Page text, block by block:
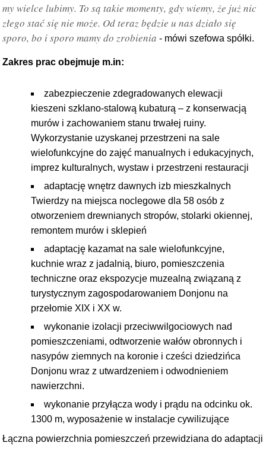
my wielce lubimy. To są takie momenty, gdy wiemy, że już nic
złego stać się nie może. Od teraz będzie u nas działo się
sporo, bo i sporo mamy do zrobienia - mówi szefowa spółki.
Zakres prac obejmuje m.in:
zabezpieczenie zdegradowanych elewacji
kieszeni szklano-stalową kubaturą – z konserwacją
murów i zachowaniem stanu trwałej ruiny.
Wykorzystanie uzyskanej przestrzeni na sale
wielofunkcyjne do zajęć manualnych i edukacyjnych,
imprez kulturalnych, wystaw i przestrzeni restauracji
adaptację wnętrz dawnych izb mieszkalnych
Twierdzy na miejsca noclegowe dla 58 osób z
otworzeniem drewnianych stropów, stolarki okiennej,
remontem murów i sklepień
adaptację kazamat na sale wielofunkcyjne,
kuchnie wraz z jadalnią, biuro, pomieszczenia
techniczne oraz ekspozycje muzealną związaną z
turystycznym zagospodarowaniem Donjonu na
przełomie XIX i XX w.
wykonanie izolacji przeciwwilgociowych nad
pomieszczeniami, odtworzenie wałów obronnych i
nasypów ziemnych na koronie i cześci dziedzińca
Donjonu wraz z utwardzeniem i odwodnieniem
nawierzchni.
wykonanie przyłącza wody i prądu na odcinku ok.
1300 m, wyposażenie w instalacje cywilizujące
Łączna powierzchnia pomieszczeń przewidziana do adaptacji